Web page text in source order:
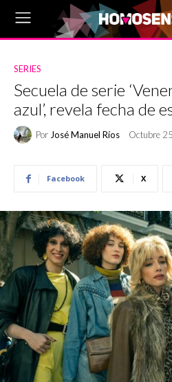
SERIES
Secuela de serie
azul’, revela fecha de
Por José Manuel Ríos Octubre
Facebook X